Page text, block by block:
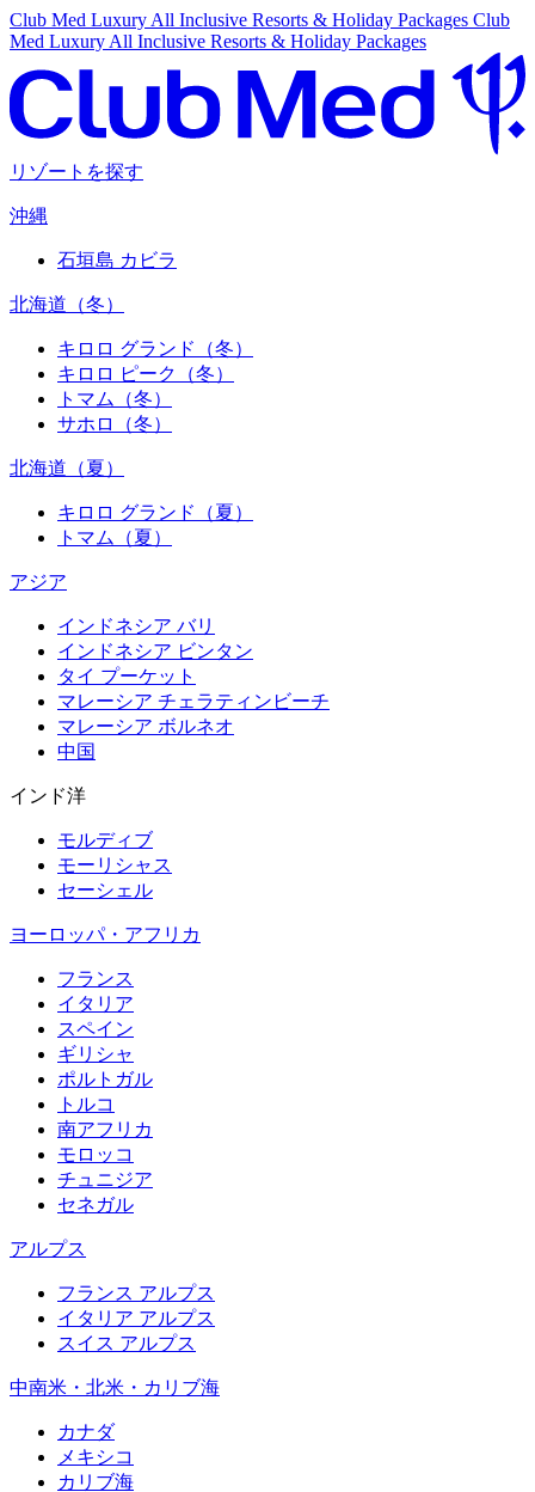
Club Med Luxury All Inclusive Resorts & Holiday Packages Club
Med Luxury All Inclusive Resorts & Holiday Packages
リゾートを探す
沖縄
石垣島 カビラ
北海道（冬）
キロロ グランド（冬）
キロロ ピーク（冬）
トマム（冬）
サホロ（冬）
北海道（夏）
キロロ グランド（夏）
トマム（夏）
アジア
インドネシア バリ
インドネシア ビンタン
タイ プーケット
マレーシア チェラティンビーチ
マレーシア ボルネオ
中国
インド洋
モルディブ
モーリシャス
セーシェル
ヨーロッパ・アフリカ
フランス
イタリア
スペイン
ギリシャ
ポルトガル
トルコ
南アフリカ
モロッコ
チュニジア
セネガル
アルプス
フランス アルプス
イタリア アルプス
スイス アルプス
中南米・北米・カリブ海
カナダ
メキシコ
カリブ海